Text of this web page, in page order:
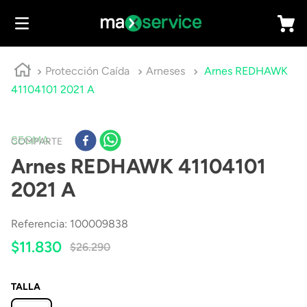
Protección Caída Arneses
Arnes REDHAWK
41104101 2021 A
COMPARTE
SEGMA
Arnes REDHAWK 41104101
2021 A
Referencia: 100009838
$11.830 $26.290
TALLA